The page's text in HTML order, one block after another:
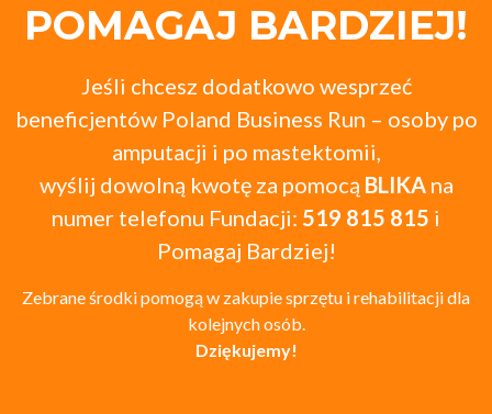
POMAGAJ BARDZIEJ!
Jeśli chcesz dodatkowo wesprzeć
beneficjentów Poland Business Run – osoby po
amputacji i po mastektomii,
wyślij dowolną kwotę za pomocą BLIKAna
numer telefonu Fundacji: 519 815 815 i
Pomagaj Bardziej!
Zebrane środki pomogą w zakupie sprzętu i rehabilitacji dla
kolejnych osób.
Dziękujemy!